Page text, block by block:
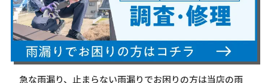
急な雨漏り、止まらない雨漏りでお困りの方は当店の雨